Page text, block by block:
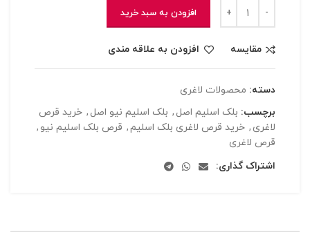
افزودن به سبد خرید
مقایسه افزودن به علاقه مندی
دسته: محصولات لاغری
برچسب: بلک اسلیم اصل , بلک اسلیم نیو اصل , خرید قرص
لاغری , خرید قرص لاغری بلک اسلیم, قرص بلک اسلیم نیو ,
قرص لاغری
اشتراک گذاری: